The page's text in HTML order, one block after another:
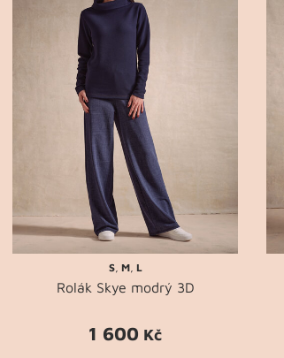
S, M, L
Rolák Skye modrý 3D
1 600 Kč